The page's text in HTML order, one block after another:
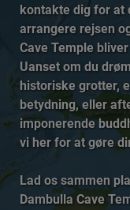
kontakte dig for at
arrangere rejsen
Cave Temple
Uanset om du
historiske grotter,
betydning, eller
imponerende
vi her for at gøre
Lad os sammen
Dambulla Cave